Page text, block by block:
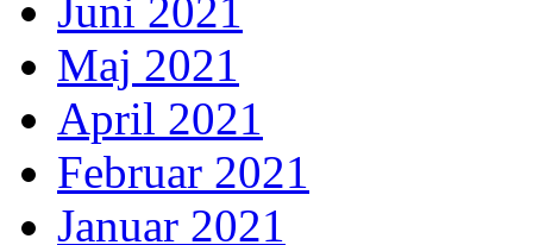
Juni 2021
Maj 2021
April 2021
Februar 2021
Januar 2021